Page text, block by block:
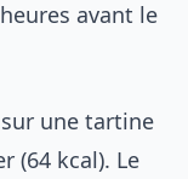
avant le
une tartine
(64 kcal). Le